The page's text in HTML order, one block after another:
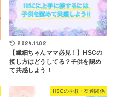
2024.11.02
【繊細ちゃんママ必見！】HSCの
接し方はどうしてる？子供を認め
て共感しよう！
HSCの学校・友達関係